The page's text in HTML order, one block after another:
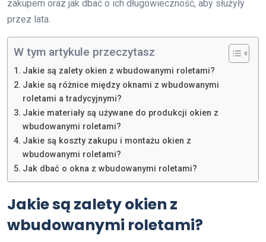
zakupem oraz jak dbać o ich długowieczność, aby służyły
przez lata.
W tym artykule przeczytasz
Jakie są zalety okien z wbudowanymi roletami?
Jakie są różnice między oknami z wbudowanymi
roletami a tradycyjnymi?
Jakie materiały są używane do produkcji okien z
wbudowanymi roletami?
Jakie są koszty zakupu i montażu okien z
wbudowanymi roletami?
Jak dbać o okna z wbudowanymi roletami?
Jakie są zalety okien z
wbudowanymi roletami?